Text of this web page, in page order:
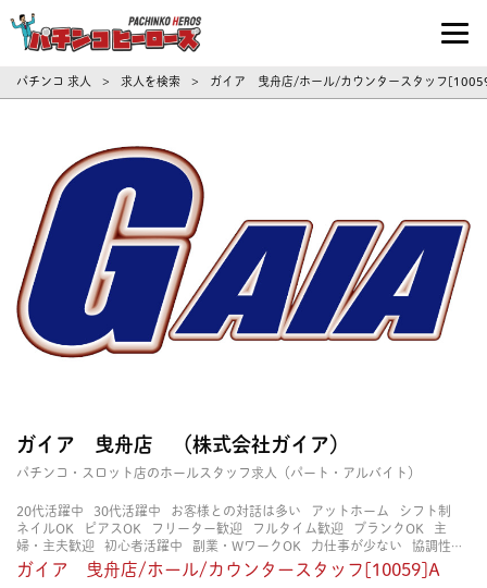
パチンコ求人・転職ならパチンコヒーロ
パチンコ 求人 > 求人を検索 > ガイア 曳舟店/ホール/カウンタースタッフ
ガイア 曳舟店 （株式会社ガイア）
パチンコ・スロット店のホールスタッフ求人（パート・アルバイト）
20代活躍中 30代活躍中 お客様との対話は多い アットホーム
シフト制
ネイルOK
ピアスOK フリーター歓迎 フルタイム歓迎 ブランクOK
主
婦・主夫歓迎
初心者活躍中 副業・WワークOK 力仕事が少ない
協調性が
ある
即日勤務OK 土日祝のみOK 大学生歓迎 扶養内勤務OK
未経験・初
心者OK
男性が多い 知識・経験不要 研修あり 立ち仕事
経験者・有資格
ガイア 曳舟店/ホール/カウンタースタッフ[10059]A